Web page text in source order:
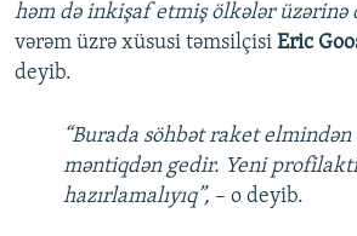
həm də inkişaf etmiş ölkələr üzərinə
vərəm üzrə xüsusi təmsilçisi Eric
deyib.
“Burada söhbət raket
məntiqdən gedir. Yeni
hazırlamalıyıq”, – o deyib.